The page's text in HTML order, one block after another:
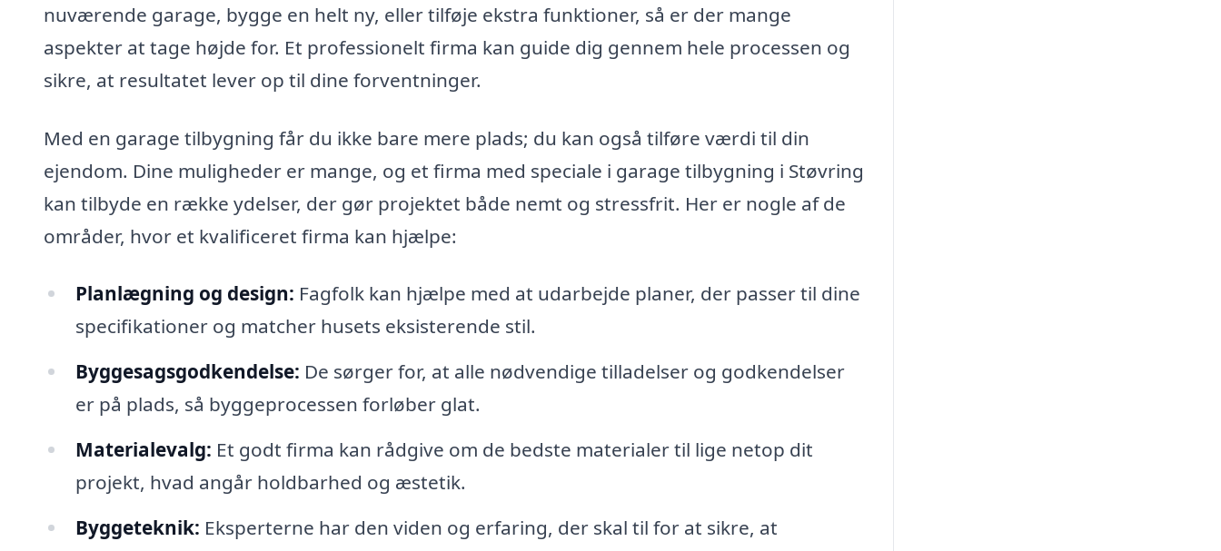
nuværende garage, bygge en helt ny, eller tilføje ekstra funktioner, så er der mange
aspekter at tage højde for. Et professionelt firma kan guide dig gennem hele processen og
sikre, at resultatet lever op til dine forventninger.
Med en garage tilbygning får du ikke bare mere plads; du kan også tilføre værdi til din
ejendom. Dine muligheder er mange, og et firma med speciale i garage tilbygning i Støvring
kan tilbyde en række ydelser, der gør projektet både nemt og stressfrit. Her er nogle af de
områder, hvor et kvalificeret firma kan hjælpe:
Planlægning og design: Fagfolk kan hjælpe med at udarbejde planer, der passer til dine
specifikationer og matcher husets eksisterende stil.
Byggesagsgodkendelse: De sørger for, at alle nødvendige tilladelser og godkendelser
er på plads, så byggeprocessen forløber glat.
Materialevalg: Et godt firma kan rådgive om de bedste materialer til lige netop dit
projekt, hvad angår holdbarhed og æstetik.
Byggeteknik: Eksperterne har den viden og erfaring, der skal til for at sikre, at